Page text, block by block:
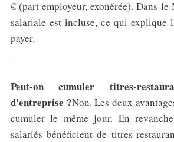
€ (part employeur, exonérée). Dans
salariale est incluse, ce qui explique
payer.
Peut-on cumuler titres-
d'entreprise ?Non. Les deux
cumuler le même jour. En
salariés bénéficient de titres-